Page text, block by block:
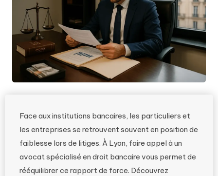
Face aux institutions bancaires, les particuliers et
les entreprises se retrouvent souvent en position de
faiblesse lors de litiges. À Lyon, faire appel à un
avocat spécialisé en droit bancaire vous permet de
rééquilibrer ce rapport de force. Découvrez